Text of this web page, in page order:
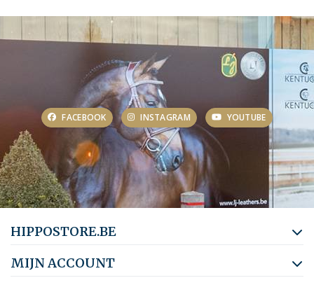
FACEBOOK INSTAGRAM YOUTUBE
HIPPOSTORE.BE
MIJN ACCOUNT